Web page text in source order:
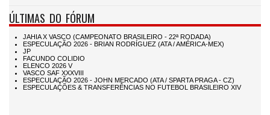
ÚLTIMAS DO FÓRUM